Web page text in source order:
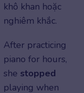
khô khan hoặc
nghiêm khắc.
After practicing
piano for hours,
she stopped
playing when